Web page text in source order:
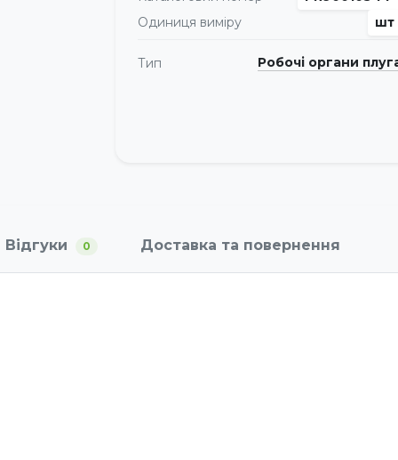
Одиниця виміру
шт
Тип Робочі органи
Відгуки 0 Доставка та повернення